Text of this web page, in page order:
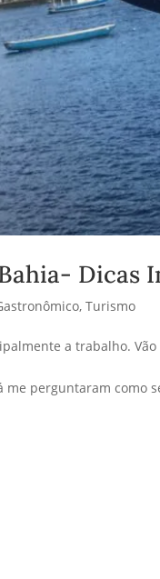
Dicas
,Turismo
a trabalho.
perguntaram como